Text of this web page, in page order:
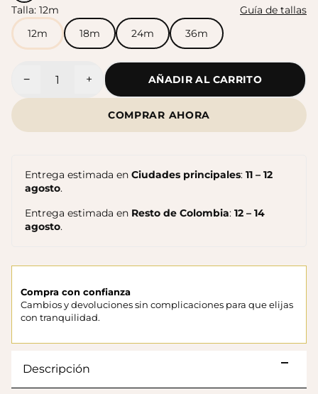
Talla: 12m
Guía de tallas
12m
18m 24m 36m
Cantidad
− + AÑADIR AL CARRITO
COMPRAR AHORA
Entrega estimada en Ciudades principales: 11 – 12
agosto.
Entrega estimada en Resto de Colombia: 12 – 14
agosto.
Compra con confianza
Cambios y devoluciones sin complicaciones para que elijas
con tranquilidad.
Descripción
Sandalias Maui MC
$140.000
Sandalias SUN
$140.000